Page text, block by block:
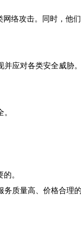
络攻击。同时，他
应对各类安全威胁
。
质量高、价格合理